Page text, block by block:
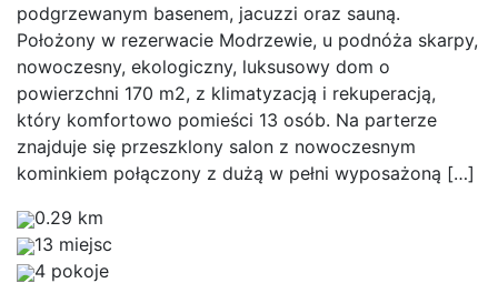
podgrzewanym basenem, jacuzzi oraz sauną.
Położony w rezerwacie Modrzewie, u podnóża skarpy,
nowoczesny, ekologiczny, luksusowy dom o
powierzchni 170 m2, z klimatyzacją i rekuperacją,
który komfortowo pomieści 13 osób. Na parterze
znajduje się przeszklony salon z nowoczesnym
kominkiem połączony z dużą w pełni wyposażoną […]
0.29 km
13 miejsc
4 pokoje